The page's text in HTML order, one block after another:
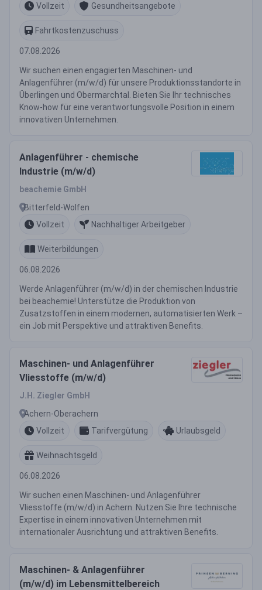
Vollzeit
Gesundheitsangebote
Fahrtkostenzuschuss
07.08.2026
Wir suchen einen engagierten Maschinen- und
Anlagenführer (m/w/d) für unsere Produktionsstandorte in
Überlingen und Obermarchtal. Bieten Sie Ihr technisches
Know-how für eine verantwortungsvolle Position in einem
innovativen Unternehmen.
Anlagenführer - chemische
Industrie (m/w/d)
beachemie GmbH
Bitterfeld-Wolfen
Vollzeit
Nachhaltiger Arbeitgeber
Weiterbildungen
06.08.2026
Werde Anlagenführer (m/w/d) in der chemischen Industrie
bei beachemie! Unterstütze die Produktion von
Zusatzstoffen in einem modernen, automatisierten Werk –
ein Job mit Perspektive und attraktiven Benefits.
Maschinen- und Anlagenführer
Vliesstoffe (m/w/d)
J.H. Ziegler GmbH
Achern-Oberachern
Vollzeit
Tarifvergütung Urlaubsgeld
Weihnachtsgeld
06.08.2026
Wir suchen einen Maschinen- und Anlagenführer
Vliesstoffe (m/w/d) in Achern. Nutzen Sie Ihre technische
Expertise in einem innovativen Unternehmen mit
internationaler Ausrichtung und attraktiven Benefits.
Maschinen- & Anlagenführer
(m/w/d) im Lebensmittelbereich